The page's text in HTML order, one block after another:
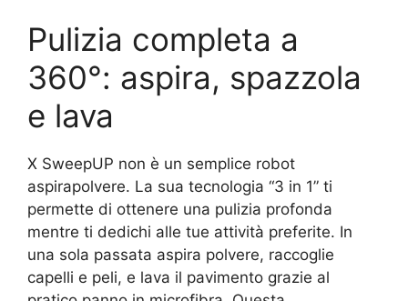
Pulizia completa a
360°: aspira, spazzola
e lava
X SweepUP non è un semplice robot
aspirapolvere. La sua tecnologia “3 in 1” ti
permette di ottenere una pulizia profonda
mentre ti dedichi alle tue attività preferite. In
una sola passata aspira polvere, raccoglie
capelli e peli, e lava il pavimento grazie al